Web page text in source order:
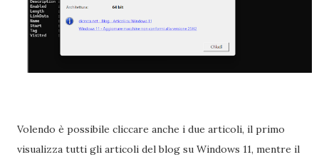
Volendo è possibile cliccare anche i due articoli, il primo
visualizza tutti gli articoli del blog su Windows 11, mentre il